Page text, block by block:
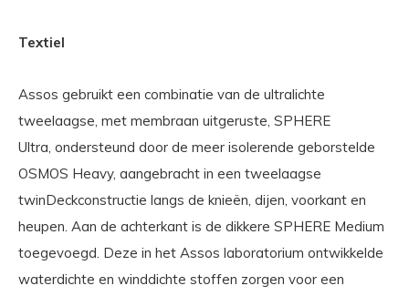
Textiel
Assos gebruikt een combinatie van de ultralichte
tweelaagse, met membraan uitgeruste, SPHERE
Ultra, ondersteund door de meer isolerende geborstelde
OSMOS Heavy, aangebracht in een tweelaagse
twinDeckconstructie langs de knieën, dijen, voorkant en
heupen. Aan de achterkant is de dikkere SPHERE Medium
toegevoegd. Deze in het Assos laboratorium ontwikkelde
waterdichte en winddichte stoffen zorgen voor een